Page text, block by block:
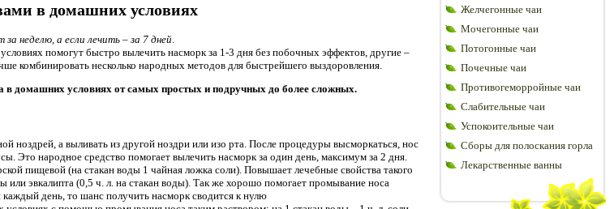
в домашних условиях
неделю, а если лечить – за 7 дней
помогут быстро вылечить насморк за 1-3 дня без побочных эффектов, другие –
комбинировать несколько народных методов для быстрейшего выздоровления.
в домашних условиях от самых простых и подручных до более сложных.
ноздрей, а выливать из другой ноздри или изо рта. После процедуры высморкаться, нос
Это народное средство помогает вылечить насморк за один день, максимум за 2 дня.
пищевой (на стакан воды 1 чайная ложка соли). Повышает лечебные свойства такого
или эвкалипта (0,5 ч. л. на стакан воды). Так же хорошо помогает промывание носа
день, то шанс получить насморк сводится к нулю
Желчегонные чаи
Мочегонные чаи
Потогонные чаи
Почечные чаи
Противогеморройные чаи
Слабительные чаи
Успокоительные чаи
Сборы для полоскания горла
Лекарственные ванны